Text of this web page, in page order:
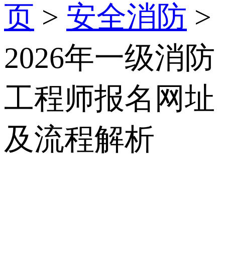
页 > 安全消防 >
2026年一级消防
工程师报名网址
及流程解析